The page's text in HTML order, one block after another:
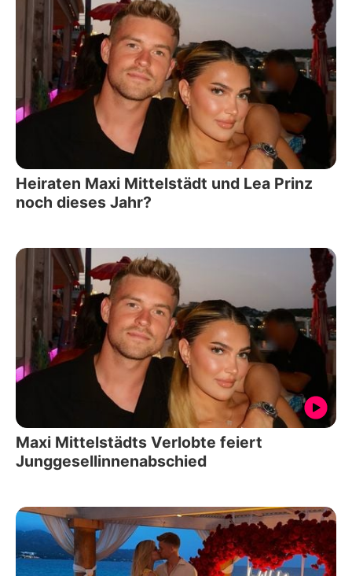
Heiraten Maxi Mittelstädt und Lea Prinz
noch dieses Jahr?
Maxi Mittelstädts Verlobte feiert
Junggesellinnenabschied